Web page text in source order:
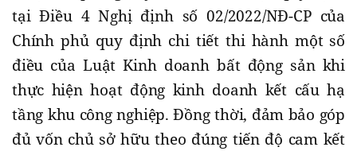
tại Điều 4 Nghị định số 02/2022/NĐ-CP của
Chính phủ quy định chi tiết thi hành một số
điều của Luật Kinh doanh bất động sản khi
thực hiện hoạt động kinh doanh kết cấu hạ
tầng khu công nghiệp. Đồng thời, đảm bảo góp
đủ vốn chủ sở hữu theo đúng tiến độ cam kết